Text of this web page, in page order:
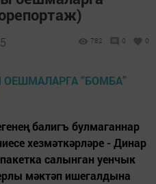
782 0 0
балигъ булмаганнар
хезмәткәрләре - Динар
салынган уенчык
мәктәп ишегалдына